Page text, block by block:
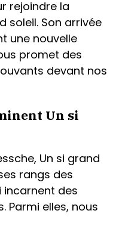
rejoindre la
soleil. Son arrivée
une nouvelle
promet des
devant nos
Un si
Un si grand
rangs des
des
Parmi elles, nous